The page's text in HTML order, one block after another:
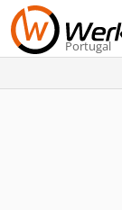
Portugal